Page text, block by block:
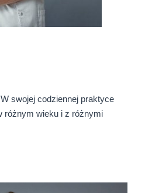
swojej codziennej praktyce
różnym wieku i z różnymi